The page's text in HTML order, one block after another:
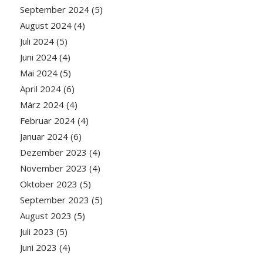
September 2024(5)
August 2024(4)
Juli 2024(5)
Juni 2024(4)
Mai 2024(5)
April 2024(6)
März 2024(4)
Februar 2024(4)
Januar 2024(6)
Dezember 2023 (4)
November 2023 (4)
Oktober 2023 (5)
September 2023 (5)
August 2023 (5)
Juli 2023 (5)
Juni 2023 (4)